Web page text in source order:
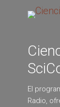
El
Radio,